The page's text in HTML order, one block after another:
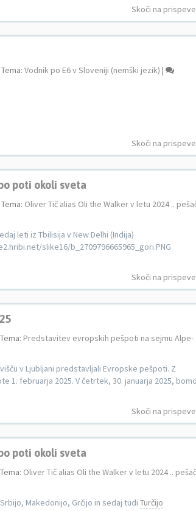
Skoči na
Tema: Vodnik po E6 v Sloveniji (nemški jezik) ¦
Skoči na
poti okoli sveta
Tema: Oliver Tič alias Oli the Walker v letu 2024 ..
leti iz Tbilisija v New Delhi (Indija)
slike16/b_2709796665965_gori.PNG
Skoči na
Tema: Predstavitev evropskih pešpoti na sejmu Alpe-
v Ljubljani predstavljali Evropske pešpoti. Z
1. februarja 2025. V četrtek, 30. januarja 2025, bomo
Skoči na
poti okoli sveta
Tema: Oliver Tič alias Oli the Walker v letu 2024 ..
Makedonijo, Grčijo in sedaj tudi Turčijo